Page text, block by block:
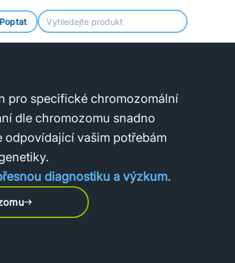
Poptat
pro specifické chromozomální
dle chromozomu snadno
odpovídající vašim potřebám
diagnostiku a výzkum.